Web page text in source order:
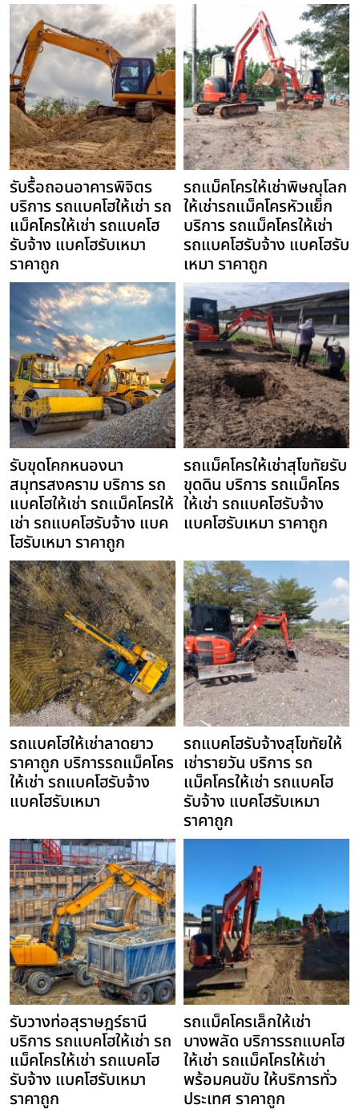
รับรื้อถอนอาคารพิจิตร
บริการ รถแบคโฮให้เช่า รถ
แม็คโครให้เช่า รถแบคโฮ
รับจ้าง แบคโฮรับเหมา
ราคาถูก
รถแม็คโครให้เช่าพิษณุโลก
ให้เช่ารถแม็คโครหัวแย็ก
บริการ รถแม็คโครให้เช่า
รถแบคโฮรับจ้าง แบคโฮรับ
เหมา ราคาถูก
รับขุดโคกหนองนา
สมุทรสงคราม บริการ รถ
แบคโฮให้เช่า รถแม็คโครให้
เช่า รถแบคโฮรับจ้าง แบค
โฮรับเหมา ราคาถูก
รถแม็คโครให้เช่าสุโขทัยรับ
ขุดดิน บริการ รถแม็คโคร
ให้เช่า รถแบคโฮรับจ้าง
แบคโฮรับเหมา ราคาถูก
รถแบคโฮให้เช่าลาดยาว
ราคาถูก บริการรถแม็คโคร
ให้เช่า รถแบคโฮรับจ้าง
แบคโฮรับเหมา
รถแบคโฮรับจ้างสุโขทัยให้
เช่ารายวัน บริการ รถ
แม็คโครให้เช่า รถแบคโฮ
รับจ้าง แบคโฮรับเหมา
ราคาถูก
รับวางท่อสุราษฎร์ธานี
บริการ รถแบคโฮให้เช่า รถ
แม็คโครให้เช่า รถแบคโฮ
รับจ้าง แบคโฮรับเหมา
ราคาถูก
รถแม็คโครเล็กให้เช่า
บางพลัด บริการรถแบคโฮ
ให้เช่า รถแม็คโครให้เช่า
พร้อมคนขับ ให้บริการทั่ว
ประเทศ ราคาถูก